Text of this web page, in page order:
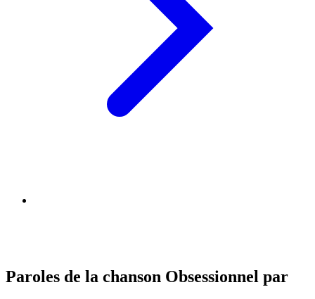
Paroles de la chanson Obsessionnel par